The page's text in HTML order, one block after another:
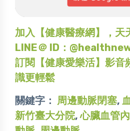
加入【健康醫療網】，天
LINE＠ ID：
訂閱【健康愛樂活】影音
識更輕鬆
關鍵字： 周邊動脈閉塞,
新竹臺大分院,心臟血管